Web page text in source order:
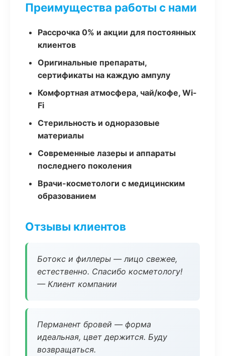
Преимущества работы с нами
Рассрочка 0% и акции для постоянных
клиентов
Оригинальные препараты,
сертификаты на каждую ампулу
Комфортная атмосфера, чай/кофе, Wi-
Fi
Стерильность и одноразовые
материалы
Современные лазеры и аппараты
последнего поколения
Врачи-косметологи с медицинским
образованием
Отзывы клиентов
Ботокс и филлеры — лицо свежее,
естественно. Спасибо косметологу!
— Клиент компании
Перманент бровей — форма
идеальная, цвет держится. Буду
возвращаться.